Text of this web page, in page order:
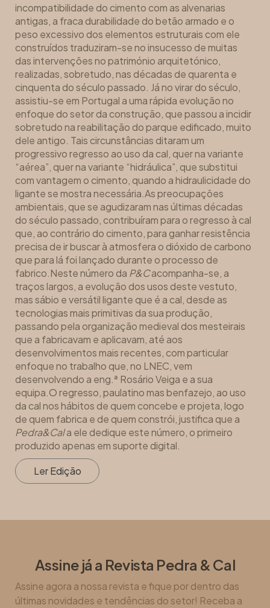
incompatibilidade do cimento com as alvenarias
antigas, a fraca durabilidade do betão armado e o
peso excessivo dos elementos estruturais com ele
construídos traduziram-se no insucesso de muitas
das intervenções no património arquitetónico,
realizadas, sobretudo, nas décadas de quarenta e
cinquenta do século passado. Já no virar do século,
assistiu-se em Portugal a uma rápida evolução no
enfoque do setor da construção, que passou a incidir
sobretudo na reabilitação do parque edificado, muito
dele antigo. Tais circunstâncias ditaram um
progressivo regresso ao uso da cal, quer na variante
“aérea”, quer na variante “hidráulica”, que substitui
com vantagem o cimento, quando a hidraulicidade do
ligante se mostra necessária.As preocupações
ambientais, que se agudizaram nas últimas décadas
do século passado, contribuíram para o regresso à cal
que, ao contrário do cimento, para ganhar resistência
precisa de ir buscar à atmosfera o dióxido de carbono
que para lá foi lançado durante o processo de
fabrico.Neste número da P&Cacompanha-se, a
traços largos, a evolução dos usos deste vestuto,
mas sábio e versátil ligante que é a cal, desde as
tecnologias mais primitivas da sua produção,
passando pela organização medieval dos mesteirais
que a fabricavam e aplicavam, até aos
desenvolvimentos mais recentes, com particular
enfoque no trabalho que, no LNEC, vem
desenvolvendo a eng.ª Rosário Veiga e a sua
equipa.O regresso, paulatino mas benfazejo, ao uso
da cal nos hábitos de quem concebe e projeta, logo
de quem fabrica e de quem constrói, justifica que a
Pedra&Cala ele dedique este número, o primeiro
produzido apenas em suporte digital.
Ler Edição
Assine já a Revista Pedra & Cal
Assine agora a nossa revista e fique por dentro das
últimas novidades e tendências do setor! Receba a